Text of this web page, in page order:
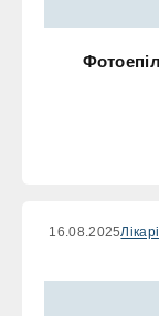
16.08.2025